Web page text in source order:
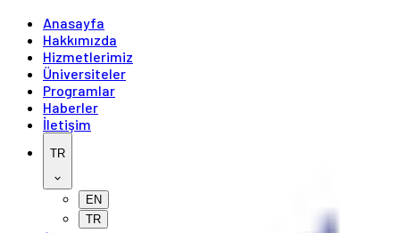
Anasayfa
Hakkımızda
Hizmetlerimiz
Üniversiteler
Programlar
Haberler
İletişim
TR
EN
TR